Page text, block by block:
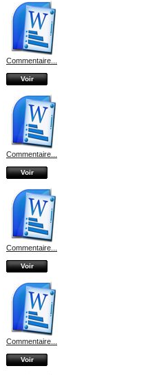
Commentaire...
Voir
Commentaire...
Voir
Commentaire...
Voir
Commentaire...
Voir